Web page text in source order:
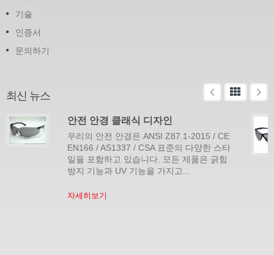
기술
인증서
문의하기
최신 뉴스
안전 안경 클래식 디자인
우리의 안전 안경은 ANSI Z87.1-2015 / CE
EN166 / AS1337 / CSA 표준의 다양한 스타
일을 포함하고 있습니다. 모든 제품은 긁힘
방지 기능과 UV 기능을 가지고...
자세히보기